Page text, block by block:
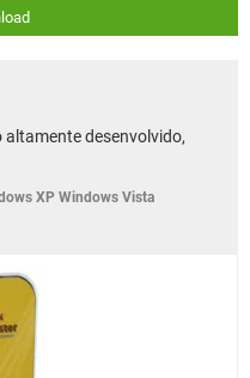
altamente desenvolvido,
XP Windows Vista